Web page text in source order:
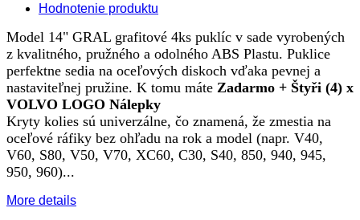
Hodnotenie produktu
Model 14" GRAL grafitové 4ks puklíc v sade vyrobených
z kvalitného, pružného a odolného ABS Plastu. Puklice
perfektne sedia na oceľových diskoch vďaka pevnej a
nastaviteľnej pružine. K tomu máte Zadarmo + Štyři (4) x
VOLVO LOGO Nálepky
Kryty kolies sú univerzálne, čo znamená, že zmestia na
oceľové ráfiky bez ohľadu na rok a model (napr. V40,
V60, S80, V50, V70, XC60, C30, S40, 850, 940, 945,
950, 960)...
More details